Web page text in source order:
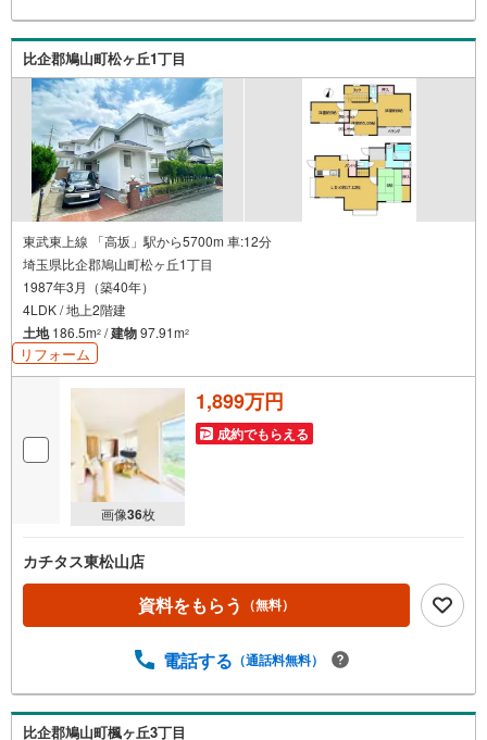
比企郡鳩山町松ヶ丘1丁目
東武東上線 「高坂」駅から5700m 車:12分
埼玉県比企郡鳩山町松ヶ丘1丁目
1987年3月（築40年）
4LDK / 地上2階建
土地186.5m2 /建物97.91m2
リフォーム
画像36枚
1,899万円
成約でもらえる
カチタス東松山店
資料をもらう （無料）
電話する （通話料無料）
比企郡鳩山町楓ヶ丘3丁目